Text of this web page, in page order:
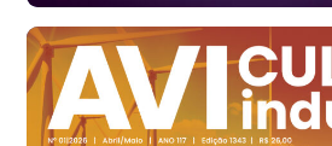
Santa Maria do Jetibá (ES)
R$ 139,62
cx
Ovo Branco - Regional
Recife (PE)